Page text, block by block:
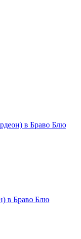
в Браво Блю